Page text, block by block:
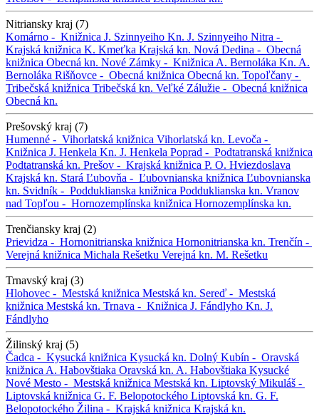
Nitriansky kraj (7)
Komárno - Knižnica J. Szinnyeiho Kn. J. Szinnyeiho Nitra -
Krajská knižnica K. Kmeťka Krajská kn. Nová Dedina - Obecná
knižnica Obecná kn. Nové Zámky - Knižnica A. Bernoláka Kn. A.
Bernoláka Rišňovce - Obecná knižnica Obecná kn. Topoľčany -
Tribečská knižnica Tribečská kn. Veľké Zálužie - Obecná knižnica
Obecná kn.
Prešovský kraj (7)
Humenné - Vihorlatská knižnica Vihorlatská kn. Levoča -
Knižnica J. Henkela Kn. J. Henkela Poprad - Podtatranská knižnica
Podtatranská kn. Prešov - Krajská knižnica P. O. Hviezdoslava
Krajská kn. Stará Ľubovňa - Ľubovnianska knižnica Ľubovnianska
kn. Svidník - Podduklianska knižnica Podduklianska kn. Vranov
nad Topľou - Hornozemplínska knižnica Hornozemplínska kn.
Trenčiansky kraj (2)
Prievidza - Hornonitrianska knižnica Hornonitrianska kn. Trenčín -
Verejná knižnica Michala Rešetku Verejná kn. M. Rešetku
Trnavský kraj (3)
Hlohovec - Mestská knižnica Mestská kn. Sereď - Mestská
knižnica Mestská kn. Trnava - Knižnica J. Fándlyho Kn. J.
Fándlyho
Žilinský kraj (5)
Čadca - Kysucká knižnica Kysucká kn. Dolný Kubín - Oravská
knižnica A. Habovštiaka Oravská kn. A. Habovštiaka Kysucké
Nové Mesto - Mestská knižnica Mestská kn. Liptovský Mikuláš -
Liptovská knižnica G. F. Belopotockého Liptovská kn. G. F.
Belopotockého Žilina - Krajská knižnica Krajská kn.